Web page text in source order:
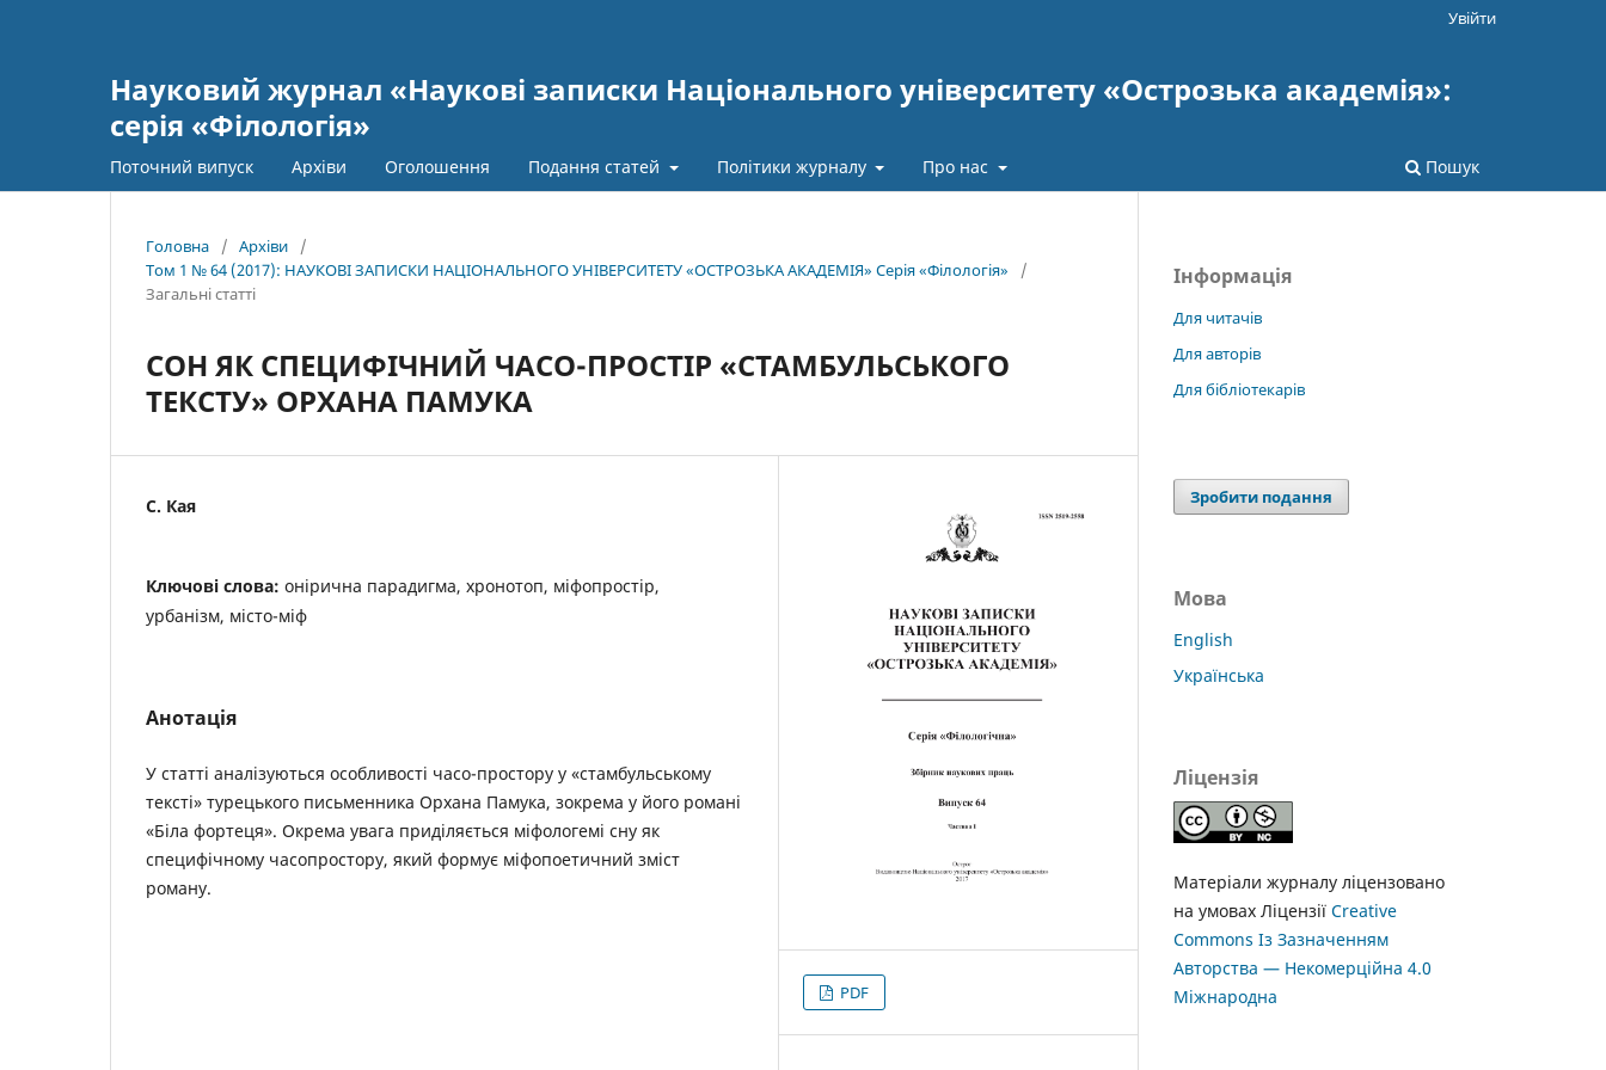
Науковий журнал «Наукові записки Національного університету «Острозька академія»:
серія «Філологія»
Поточний випуск Архіви Оголошення Подання статей Політики журналу Про нас Пошук
Увійти
Головна / Архіви
/
Том 1 № 64 (2017): НАУКОВІ ЗАПИСКИ НАЦІОНАЛЬНОГО УНІВЕРСИТЕТУ «ОСТРОЗЬКА АКАДЕМІЯ» Серія «Філологія»
/
Загальні статті
СОН ЯК СПЕЦИФІЧНИЙ ЧАСО-ПРОСТІР «СТАМБУЛЬСЬКОГО
ТЕКСТУ» ОРХАНА ПАМУКА
С. Кая
Ключові слова: онірична парадигма, хронотоп, міфопростір,
урбанізм, місто-міф
Анотація
У статті аналізуються особливості часо-простору у «стамбульському
тексті» турецького письменника Орхана Памука, зокрема у його романі
«Біла фортеця». Окрема увага приділяється міфологемі сну як
специфічному часопростору, який формує міфопоетичний зміст
роману.
PDF
Інформація
Для читачів
Для авторів
Для бібліотекарів
Зробити подання
Мова
English
Українська
Ліцензія
Матеріали журналу ліцензовано
на умовах Ліцензії Creative
Commons Із Зазначенням
Авторства — Некомерційна 4.0
Міжнародна